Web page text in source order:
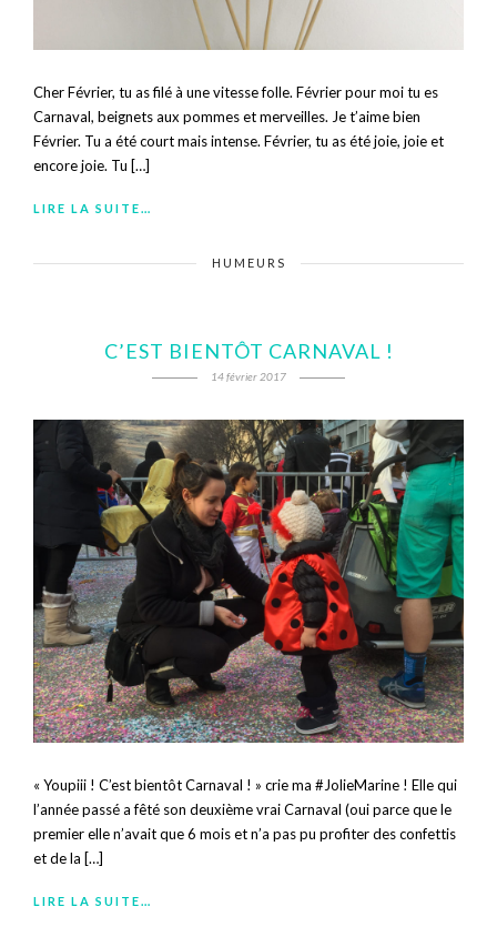
Cher Février, tu as filé à une vitesse folle. Février pour moi tu es
Carnaval, beignets aux pommes et merveilles. Je t’aime bien
Février. Tu a été court mais intense. Février, tu as été joie, joie et
encore joie. Tu […]
LIRE LA SUITE…
HUMEURS
C’EST BIENTÔT CARNAVAL !
14 février 2017
« Youpiii ! C’est bientôt Carnaval ! » crie ma #JolieMarine ! Elle qui
l’année passé a fêté son deuxième vrai Carnaval (oui parce que le
premier elle n’avait que 6 mois et n’a pas pu profiter des confettis
et de la […]
LIRE LA SUITE…